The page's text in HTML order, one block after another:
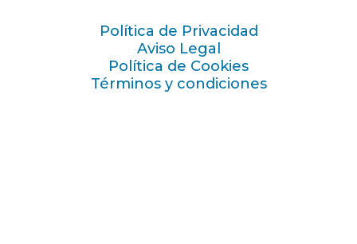
Política de Privacidad
Aviso Legal
Política de Cookies
Términos y condiciones